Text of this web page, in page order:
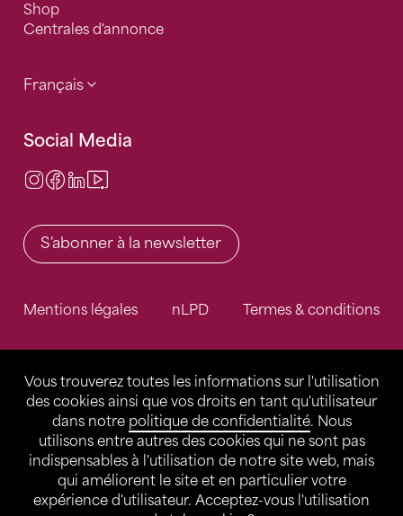
Vous trouverez toutes les informations sur l'utilisation
des cookies ainsi que vos droits en tant qu'utilisateur
dans notre politique de confidentialité. Nous
utilisons entre autres des cookies qui ne sont pas
indispensables à l'utilisation de notre site web, mais
qui améliorent le site et en particulier votre
expérience d'utilisateur. Acceptez-vous l'utilisation
Shop
Centrales d'annonce
Français
Social Media
Instagram
Facebook
LinkedIn
S'abonner à la newsletter
Mentions légales nLPD Termes & conditions